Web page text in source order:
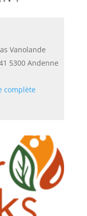
Vanolande
5300 Andenne
complète